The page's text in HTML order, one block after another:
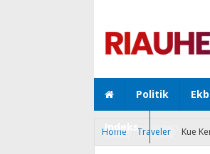
Politik
Indeks
Home Traveler Kue